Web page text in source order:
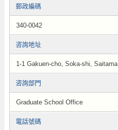
郵政編碼
340-0042
咨詢地址
1-1 Gakuen-cho, Soka-shi, Saitama
咨詢部門
Graduate School Office
電話號碼